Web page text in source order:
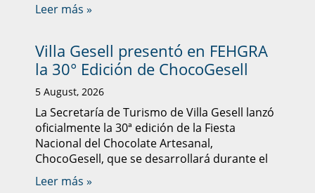
Leer más »
Villa Gesell presentó en FEHGRA
la 30° Edición de ChocoGesell
5 August, 2026
La Secretaría de Turismo de Villa Gesell lanzó
oficialmente la 30ª edición de la Fiesta
Nacional del Chocolate Artesanal,
ChocoGesell, que se desarrollará durante el
Leer más »